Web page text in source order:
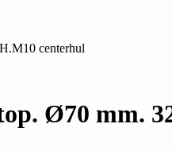
centerhul
Ø70 mm.